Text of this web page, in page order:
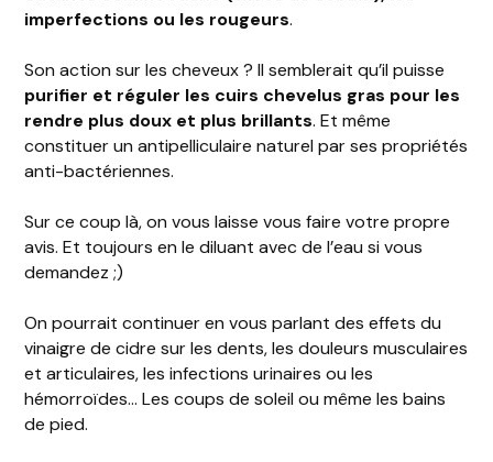
imperfections ou les rougeurs.
Son action sur les cheveux ? Il semblerait qu’il puisse
purifier et réguler les cuirs chevelus gras pour les
rendre plus doux et plus brillants. Et même
constituer un antipelliculaire naturel par ses propriétés
anti-bactériennes.
Sur ce coup là, on vous laisse vous faire votre propre
avis. Et toujours en le diluant avec de l’eau si vous
demandez ;)
On pourrait continuer en vous parlant des effets du
vinaigre de cidre sur les dents, les douleurs musculaires
et articulaires, les infections urinaires ou les
hémorroïdes… Les coups de soleil ou même les bains
de pied.